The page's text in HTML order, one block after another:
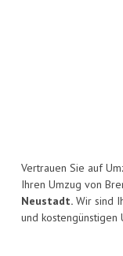
Vertrauen Sie auf
Ihren Umzug von
Neustadt. Wir sind
und kostengünstigen